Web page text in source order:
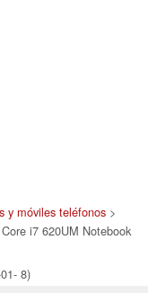
y móviles teléfonos >
i7 620UM Notebook
8)